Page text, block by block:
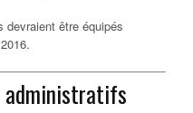
devraient être équipés
administratifs